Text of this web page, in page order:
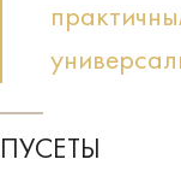
ПУСЕТЫ